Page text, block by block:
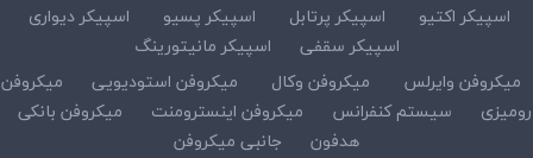
اسپیکر اکتیو اسپیکر پرتابل اسپیکر پسیو
اسپیکر دیواری
اسپیکر سقفی
اسپیکر مانیتورینگ
میکروفن وایرلس
میکروفن وکال میکروفن استودیویی
میکروفن
رومیزی
سیستم کنفرانس میکروفن اینسترومنت
میکروفن بانکی
هدفون
جانبی میکروفن